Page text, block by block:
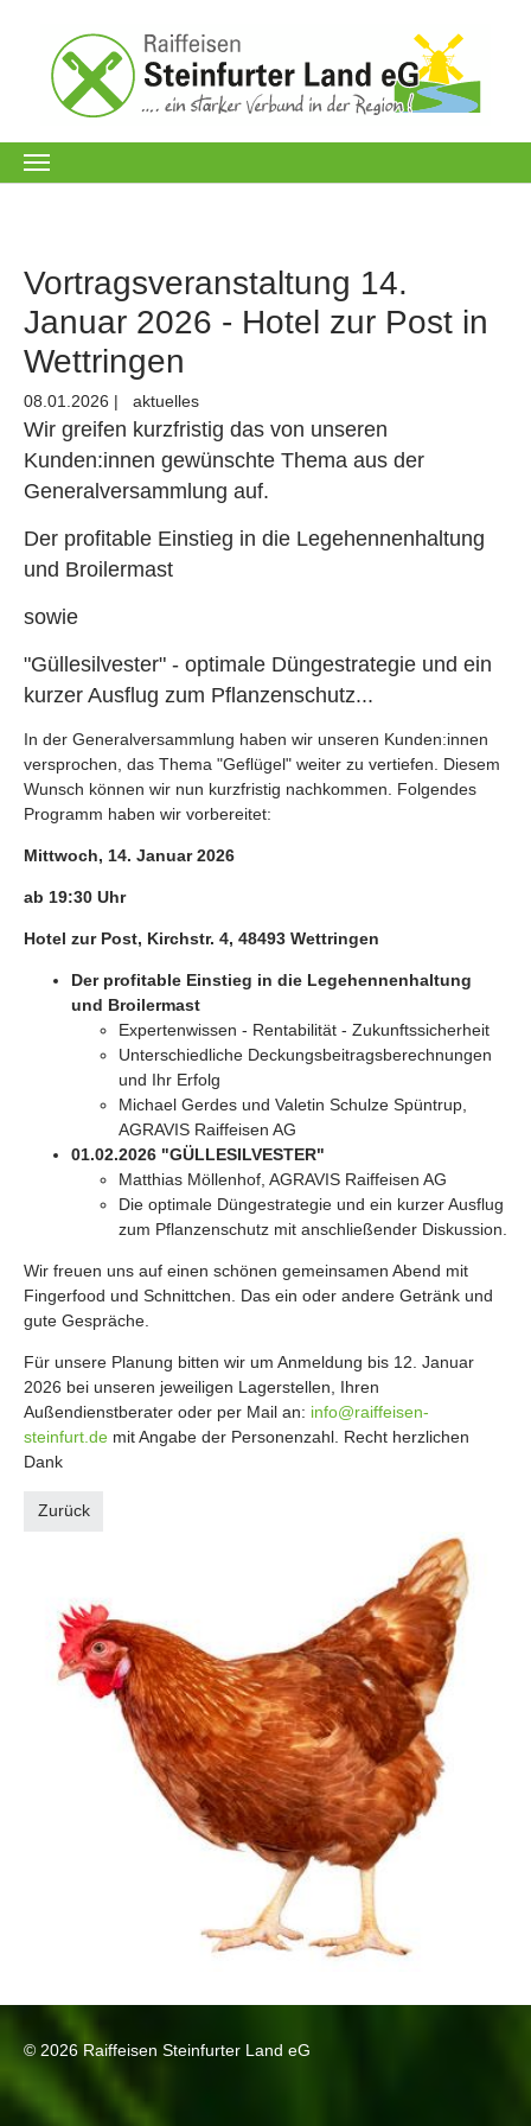
Vortragsveranstaltung 14.
Januar 2026 - Hotel zur Post in
Wettringen
08.01.2026 | aktuelles
Wir greifen kurzfristig das von unseren
Kunden:innen gewünschte Thema aus der
Generalversammlung auf.
Der profitable Einstieg in die Legehennenhaltung
und Broilermast
sowie
"Güllesilvester" - optimale Düngestrategie und ein
kurzer Ausflug zum Pflanzenschutz...
In der Generalversammlung haben wir unseren Kunden:innen
versprochen, das Thema "Geflügel" weiter zu vertiefen. Diesem
Wunsch können wir nun kurzfristig nachkommen. Folgendes
Programm haben wir vorbereitet:
Mittwoch, 14. Januar 2026
ab 19:30 Uhr
Hotel zur Post, Kirchstr. 4, 48493 Wettringen
Der profitable Einstieg in die Legehennenhaltung
und Broilermast
Expertenwissen - Rentabilität - Zukunftssicherheit
Unterschiedliche Deckungsbeitragsberechnungen
und Ihr Erfolg
Michael Gerdes und Valetin Schulze Spüntrup,
AGRAVIS Raiffeisen AG
01.02.2026 "GÜLLESILVESTER"
Matthias Möllenhof, AGRAVIS Raiffeisen AG
Die optimale Düngestrategie und ein kurzer Ausflug
zum Pflanzenschutz mit anschließender Diskussion.
Wir freuen uns auf einen schönen gemeinsamen Abend mit
Fingerfood und Schnittchen. Das ein oder andere Getränk und
gute Gespräche.
Für unsere Planung bitten wir um Anmeldung bis 12. Januar
2026 bei unseren jeweiligen Lagerstellen, Ihren
Außendienstberater oder per Mail an: info@raiffeisen-
steinfurt.de mit Angabe der Personenzahl. Recht herzlichen
Dank
Zurück
© 2026 Raiffeisen Steinfurter Land eG